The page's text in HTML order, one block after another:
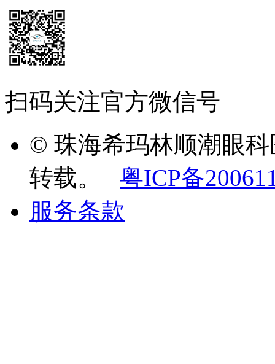
扫码关注官方微信号
© 珠海希玛林顺潮眼
转载。
粤ICP备
服务条款